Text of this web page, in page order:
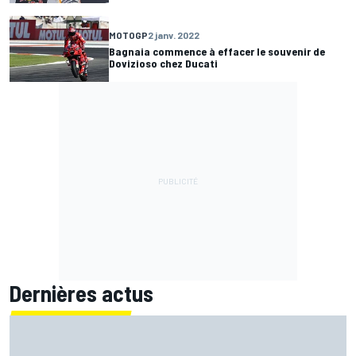
MOTOGP2 janv. 2022
Bagnaia commence à effacer le souvenir de
Dovizioso chez Ducati
Dernières actus